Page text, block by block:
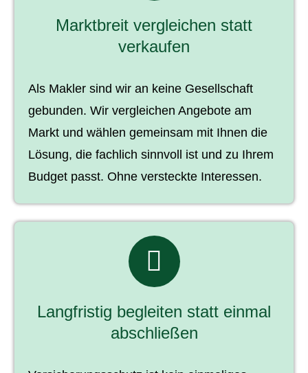
Marktbreit ver­gleichen statt
verkaufen
Als Makler sind wir an keine Gesellschaft
gebunden. Wir ver­gleichen Angebote am
Markt und wählen gemeinsam mit Ihnen die
Lösung, die fachlich sinnvoll ist und zu Ihrem
Budget passt. Ohne versteckte Interessen.
Langfristig begleiten statt einmal
abschließen